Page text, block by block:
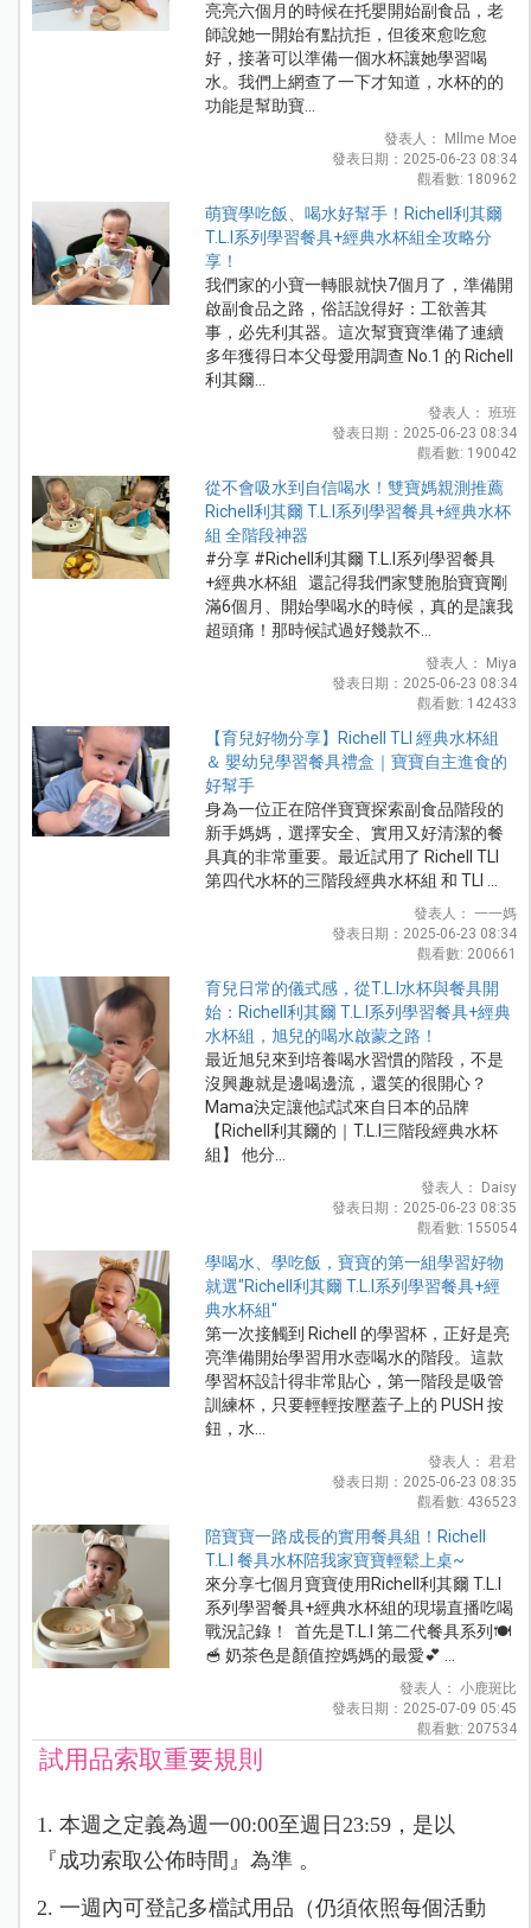
亮亮六個月的時候在托嬰開始副食品，老
師說她一開始有點抗拒，但後來愈吃愈
好，接著可以準備一個水杯讓她學習喝
水。我們上網查了一下才知道，水杯的的
功能是幫助寶...
發表人： Mllme Moe
發表日期：2025-06-23 08:34
觀看數: 180962
萌寶學吃飯、喝水好幫手！Richell利其爾
T.L.I系列學習餐具+經典水杯組全攻略分
享！
我們家的小寶一轉眼就快7個月了，準備開
啟副食品之路，俗話說得好：工欲善其
事，必先利其器。這次幫寶寶準備了連續
多年獲得日本父母愛用調查 No.1 的 Richell
利其爾...
發表人： 班班
發表日期：2025-06-23 08:34
觀看數: 190042
從不會吸水到自信喝水！雙寶媽親測推薦
Richell利其爾 T.L.I系列學習餐具+經典水杯
組 全階段神器
#分享 #Richell利其爾 T.L.I系列學習餐具
+經典水杯組 還記得我們家雙胞胎寶寶剛
滿6個月、開始學喝水的時候，真的是讓我
超頭痛！那時候試過好幾款不...
發表人： Miya
發表日期：2025-06-23 08:34
觀看數: 142433
【育兒好物分享】Richell TLI 經典水杯組
＆ 嬰幼兒學習餐具禮盒｜寶寶自主進食的
好幫手
身為一位正在陪伴寶寶探索副食品階段的
新手媽媽，選擇安全、實用又好清潔的餐
具真的非常重要。最近試用了 Richell TLI
第四代水杯的三階段經典水杯組 和 TLI ...
發表人： 一一媽
發表日期：2025-06-23 08:34
觀看數: 200661
育兒日常的儀式感，從T.L.I水杯與餐具開
始：Richell利其爾 T.L.I系列學習餐具+經典
水杯組，旭兒的喝水啟蒙之路！
最近旭兒來到培養喝水習慣的階段，不是
沒興趣就是邊喝邊流，還笑的很開心？
Mama決定讓他試試來自日本的品牌
【Richell利其爾的｜T.L.I三階段經典水杯
組】 他分...
發表人： Daisy
發表日期：2025-06-23 08:35
觀看數: 155054
學喝水、學吃飯，寶寶的第一組學習好物
就選"Richell利其爾 T.L.I系列學習餐具+經
典水杯組"
第一次接觸到 Richell 的學習杯，正好是亮
亮準備開始學習用水壺喝水的階段。這款
學習杯設計得非常貼心，第一階段是吸管
訓練杯，只要輕輕按壓蓋子上的 PUSH 按
鈕，水...
發表人： 君君
發表日期：2025-06-23 08:35
觀看數: 436523
陪寶寶一路成長的實用餐具組！Richell
T.L.I 餐具水杯陪我家寶寶輕鬆上桌~
來分享七個月寶寶使用Richell利其爾 T.L.I
系列學習餐具+經典水杯組的現場直播吃喝
戰況記錄！ 首先是T.L.I 第二代餐具系列🍽️
🥣 奶茶色是顏值控媽媽的最愛💕 ...
發表人： 小鹿斑比
發表日期：2025-07-09 05:45
觀看數: 207534
試用品索取重要規則
1. 本週之定義為週一00:00至週日23:59，是以
『成功索取公佈時間』為準 。
2. 一週內可登記多檔試用品（仍須依照每個活動